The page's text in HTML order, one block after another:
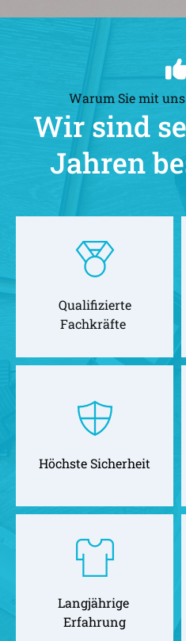
Warum Sie mit
Wir sind
Jahren
Qualifizierte
Fachkräfte
Höchste Sicherheit
Langjährige
Erfahrung